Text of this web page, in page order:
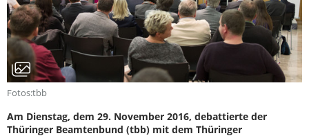
Fotos:tbb
Am Dienstag, dem 29. November 2016, debattierte der
Thüringer Beamtenbund (tbb) mit dem Thüringer